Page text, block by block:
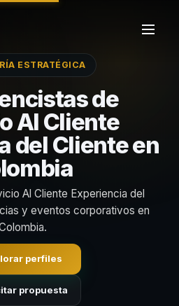
ESTRATÉGICA
de
Al Cliente
del Cliente en
Al Cliente Experiencia del
y eventos corporativos en
perfiles
propuesta